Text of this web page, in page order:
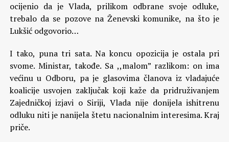
ocijenio da je Vlada, prilikom odbrane svoje odluke,
trebalo da se pozove na Ženevski komunike, na što je
Lukšić odgovorio…
I tako, puna tri sata. Na koncu opozicija je ostala pri
svome. Ministar, takođe. Sa ,,malom” razlikom: on ima
većinu u Odboru, pa je glasovima članova iz vladajuće
koalicije usvojen zaključak koji kaže da pridruživanjem
Zajedničkoj izjavi o Siriji, Vlada nije donijela ishitrenu
odluku niti je nanijela štetu nacionalnim interesima. Kraj
priče.